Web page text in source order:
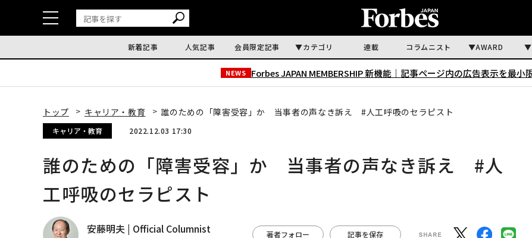
新着記事 人気記事 会員限定記事 カテゴリ 連載 コラムニスト AWARD
NEWS Forbes JAPAN MEMBERSHIP 新機能｜ 記事ページ内の広告表示を最小
トップ キャリア・教育 誰のための「障害受容」か 当事者の声なき訴え #人工呼吸のセラピスト
キャリア・教育 2022.12.03 17:30
誰のための「障害受容」か 当事者の声なき訴え #人
工呼吸のセラピスト
安藤明夫 | Official Columnist 著者フォロー 記事を保存